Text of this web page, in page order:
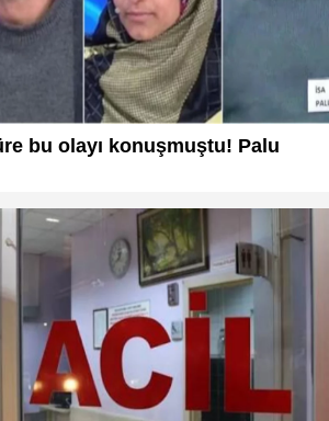
bu olayı konuşmuştu! Palu